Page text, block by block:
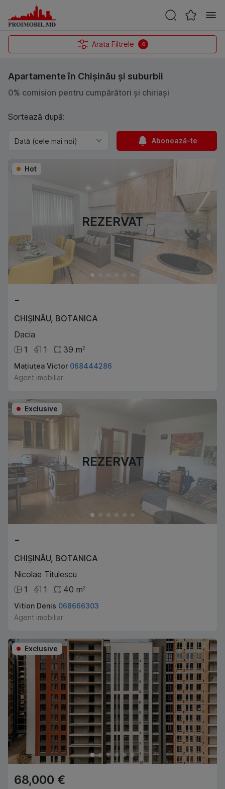
Arata Filtrele 4
Apartamente în Chișinău și suburbii
0% comision pentru cumpărători și chiriași
Sortează după:
Abonează-te
REZERVAT
Hot
-
CHIȘINĂU, BOTANICA
Dacia
1
1 39 m2
Mațiuțea Victor 068444286
Agent imobiliar
REZERVAT
Exclusive
-
CHIȘINĂU, BOTANICA
Nicolae Titulescu
1
1 40 m2
Vition Denis 068666303
Agent imobiliar
Exclusive
68,000 €